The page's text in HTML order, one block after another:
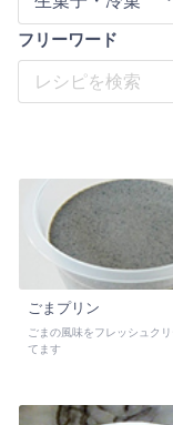
フリーワード
ごまプリン
ごまの風味をフレッシュク
てます